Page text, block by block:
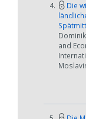
4.
Die
and